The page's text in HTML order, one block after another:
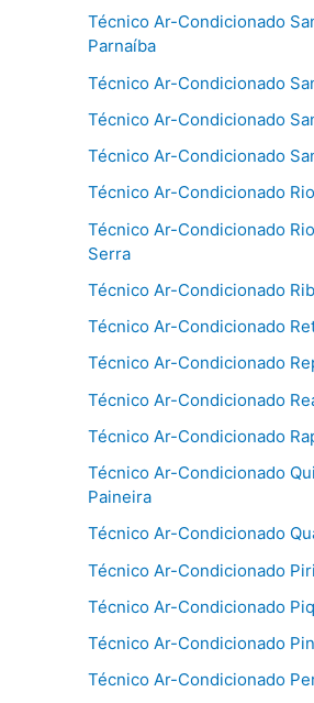
Técnico Ar-Condicionado
Parnaíba
Técnico Ar-Condicionado
Técnico Ar-Condicionado
Técnico Ar-Condicionado
Técnico Ar-Condicionado
Técnico Ar-Condicionado
Serra
Técnico Ar-Condicionado
Técnico Ar-Condicionado
Técnico Ar-Condicionado
Técnico Ar-Condicionado
Técnico Ar-Condicionado
Técnico Ar-Condicionado
Paineira
Técnico Ar-Condicionado
Técnico Ar-Condicionado
Técnico Ar-Condicionado
Técnico Ar-Condicionado
Técnico Ar-Condicionado